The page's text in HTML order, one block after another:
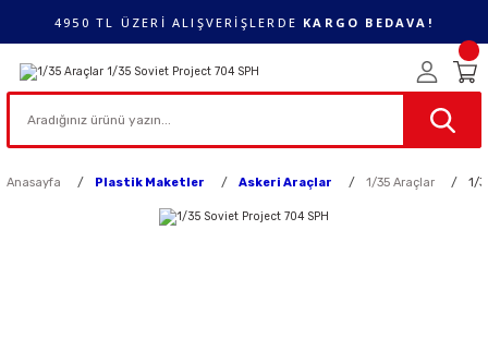
4950 TL ÜZERİ ALIŞVERİŞLERDE KARGO BEDAVA!
Anasayfa Plastik Maketler Askeri Araçlar 1/35 Araçlar 1/